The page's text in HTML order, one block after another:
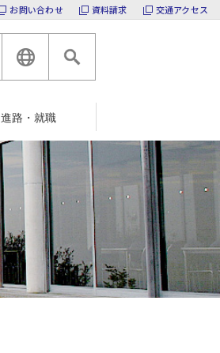
お問い合わせ 資料請求 交通アクセス
進路・就職